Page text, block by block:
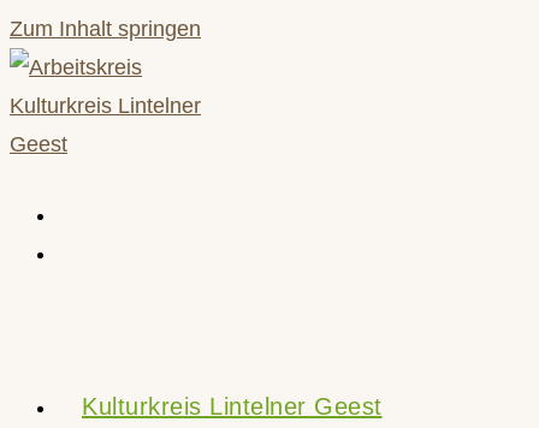
Zum Inhalt springen
Kulturkreis Lintelner Geest